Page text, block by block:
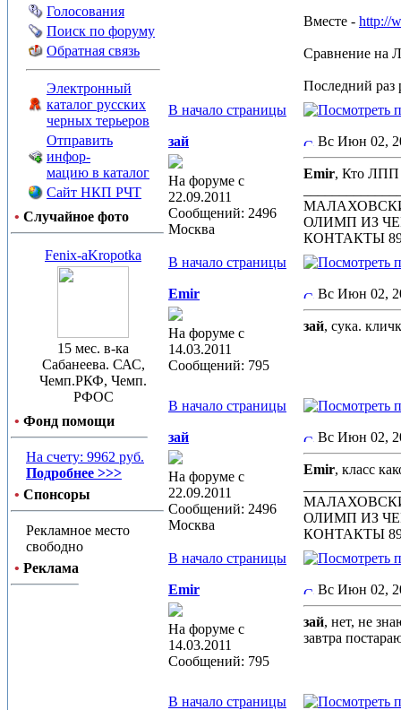
Голосования
Поиск по форуму
Обратная связь
Электронный
каталог русских
черных терьеров
Отправить
инфор-
мацию в каталог
Сайт НКП РЧТ
• Случайное фото
Fenix-aKropotka
15 мес. в-ка
Сабанеева. САС,
Чемп.РКФ, Чемп.
РФОС
• Фонд помощи
На счету: 9962 руб.
Подробнее >>>
• Спонсоры
Рекламное место
свободно
• Реклама
Вместе - http://
Сравнение на
Последний раз
В начало страницы
зай
На форуме с
22.09.2011
Сообщений: 2496
Москва
Вс Июн 02,
Emir, Кто ЛПП
ОЛИМП ИЗ
КОНТАКТЫ
В начало страницы
Emir
На форуме с
14.03.2011
Сообщений: 795
Вс Июн 02,
зай, сука.
В начало страницы
зай
На форуме с
22.09.2011
Сообщений: 2496
Москва
Вс Июн 02,
Emir, класс
ОЛИМП ИЗ
КОНТАКТЫ
В начало страницы
Emir
На форуме с
14.03.2011
Сообщений: 795
Вс Июн 02,
зай, нет, не
завтра
В начало страницы